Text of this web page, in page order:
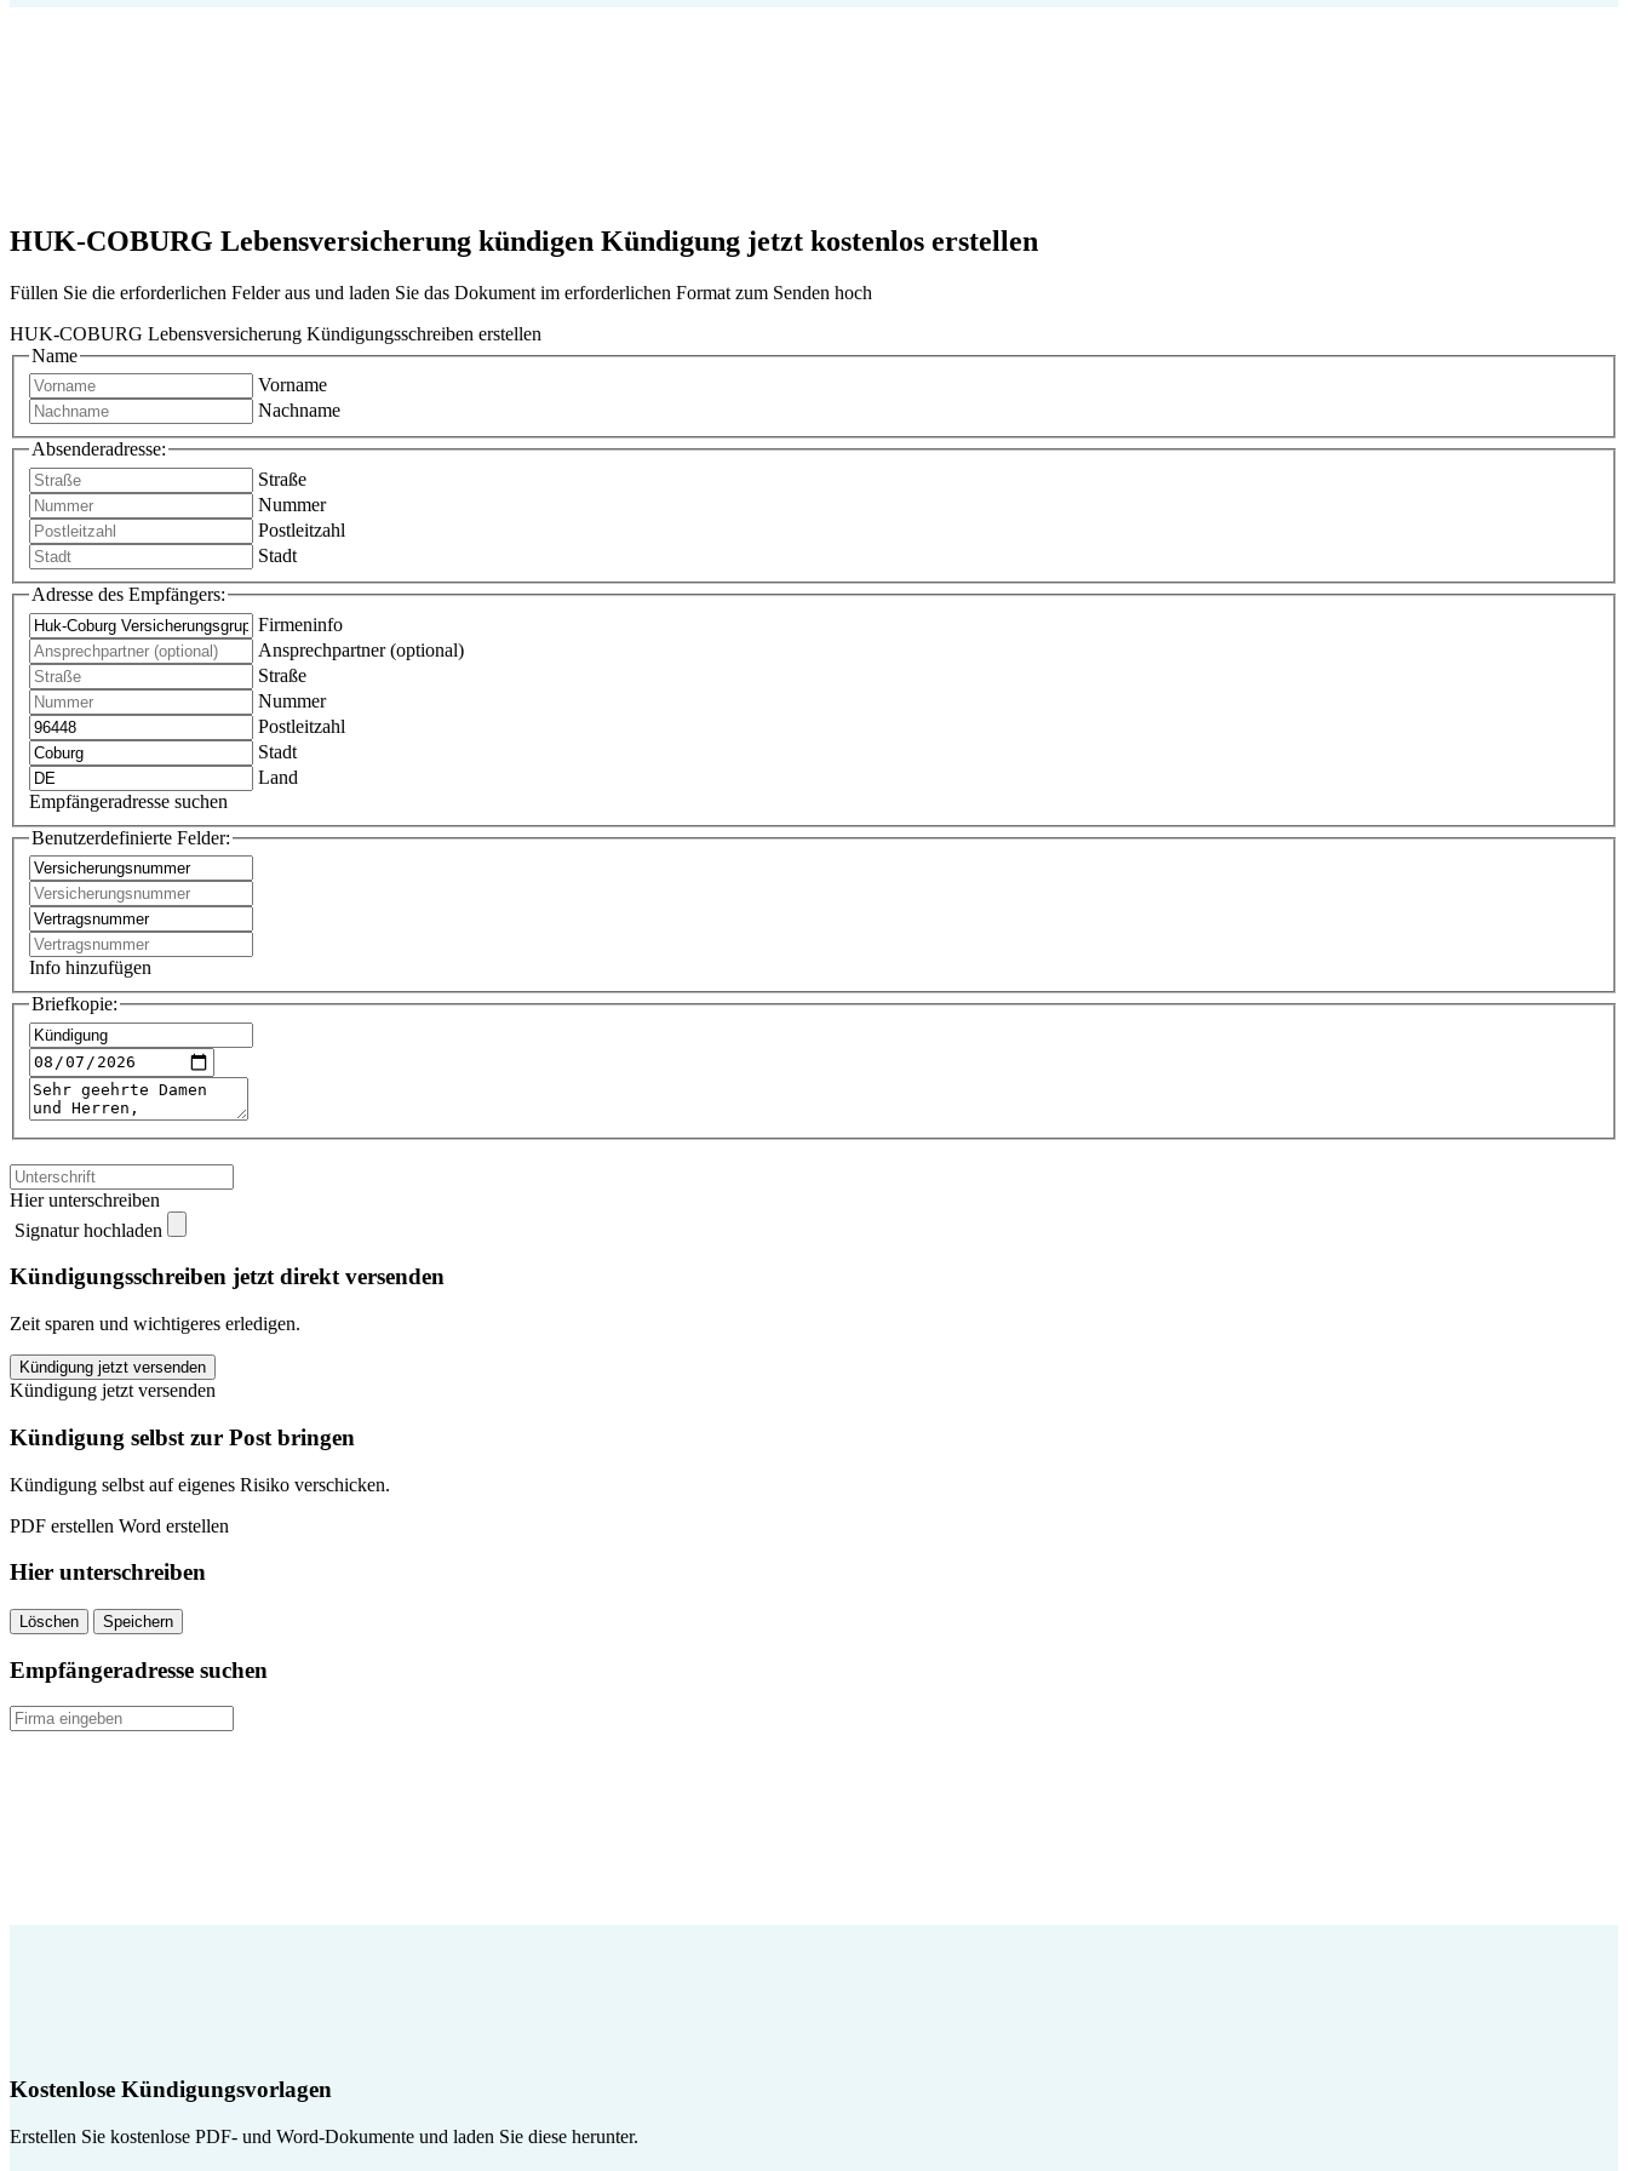
HUK-COBURG Lebensversicherung kündigen Kündigung jetzt kostenlos erstellen
Füllen Sie die erforderlichen Felder aus und laden Sie das Dokument im erforderlichen Format zum Senden hoch
HUK-COBURG Lebensversicherung Kündigungsschreiben erstellen
Name
Vorname
Nachname
Absenderadresse:
Straße
Nummer
Postleitzahl
Stadt
Adresse des Empfängers:
Firmeninfo
Ansprechpartner (optional)
Straße
Nummer
Postleitzahl
Stadt
Land
Empfängeradresse suchen
Benutzerdefinierte Felder:
Info hinzufügen
Briefkopie:
Hier unterschreiben
Signatur hochladen
Kündigungsschreiben jetzt direkt versenden
Zeit sparen und wichtigeres erledigen.
HUK-
COBURG
Lebensversicherung
kündigen
quantity
Kündigung jetzt versenden
Kündigung jetzt versenden
Kündigung selbst zur Post bringen
Kündigung selbst auf eigenes Risiko verschicken.
PDF erstellen Word erstellen
Hier unterschreiben
Löschen Speichern
Empfängeradresse suchen
Kostenlose Kündigungsvorlagen
Erstellen Sie kostenlose PDF- und Word-Dokumente und laden Sie diese herunter.